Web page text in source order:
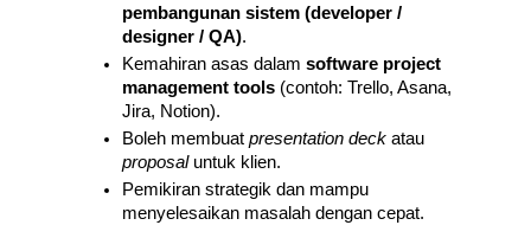
pembangunan sistem (developer /
designer / QA).
Kemahiran asas dalam software project
management tools (contoh: Trello, Asana,
Jira, Notion).
Boleh membuat presentation deck
atau
proposal untuk klien.
Pemikiran strategik dan mampu
menyelesaikan masalah dengan cepat.